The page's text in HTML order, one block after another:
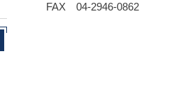
FAX 04-2946-0862